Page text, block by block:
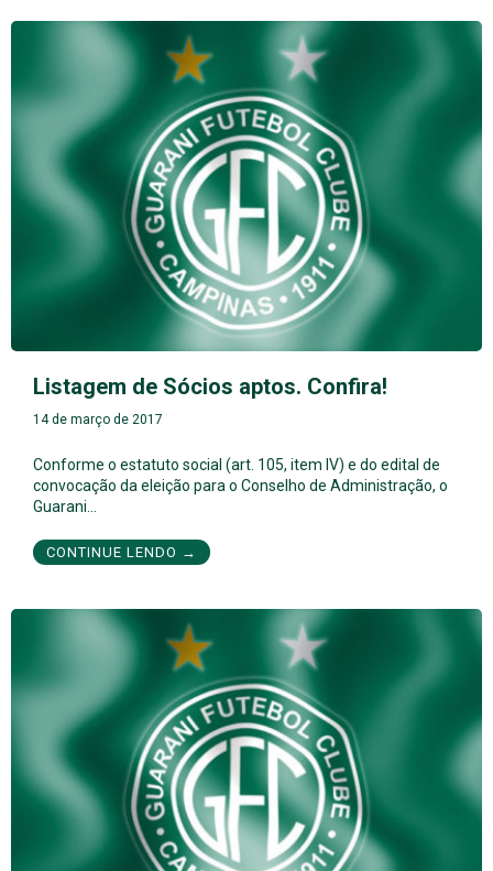
Listagem de Sócios aptos. Confira!
14 de março de 2017
Conforme o estatuto social (art. 105, item IV) e do edital de
convocação da eleição para o Conselho de Administração, o
Guarani…
CONTINUE LENDO →